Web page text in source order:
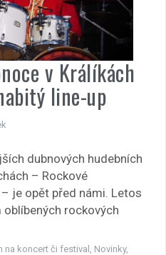
v Králíkách
line-up
dubnových hudebních
– Rockové
je opět před námi. Letos
rockových
na koncert či festival Novinky,